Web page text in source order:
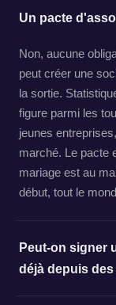
Un pacte
Non, aucune
peut créer une
la sortie.
figure parmi les
jeunes
marché. Le pacte
mariage est au
début, tout le
Peut-on signer
déjà depuis des